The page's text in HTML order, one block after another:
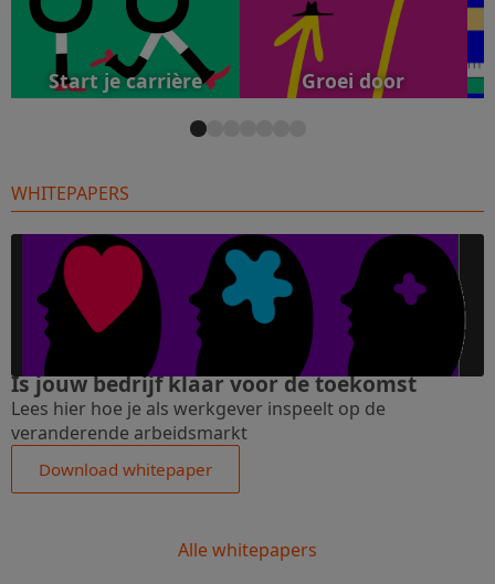
Start je carrière Groei door
WHITEPAPERS
Is jouw bedrijf klaar voor de toekomst
Lees hier hoe je als werkgever inspeelt op de
veranderende arbeidsmarkt
Download whitepaper
Alle whitepapers